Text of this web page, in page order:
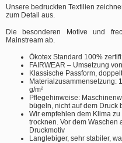
Unsere bedruckten Textilien
zum Detail aus.
Die besonderen Motive und
Mainstream ab.
Ökotex Standard 100%
FAIRWEAR – Umsetzung
Klassische Passform,
Materialzusammensetzung:
g/m²
Pflegehinweise:
bügeln, nicht auf dem Druck
Wir empfehlen dem Klima
trocknen. Vor dem Waschen
Druckmotiv
Langlebiger, sehr stabiler,